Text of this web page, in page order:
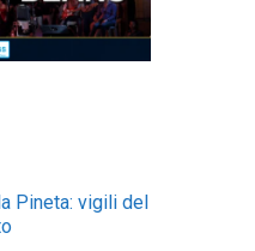
Pineta: vigili del